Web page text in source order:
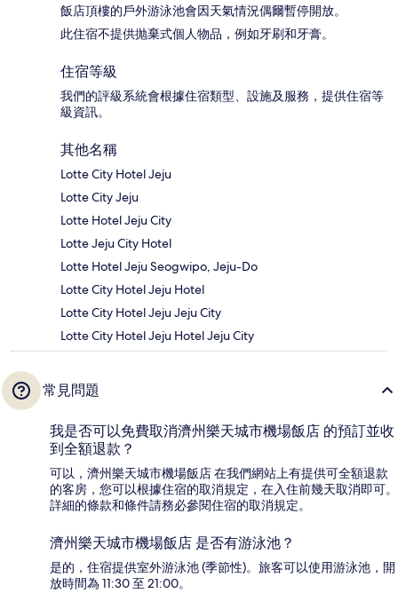
飯店頂樓的戶外游泳池會因天氣情況偶爾暫停開放。
此住宿不提供抛棄式個人物品，例如牙刷和牙膏。
住宿等級
我們的評級系統會根據住宿類型、設施及服務，提供住宿等
級資訊。
其他名稱
Lotte City Hotel Jeju
Lotte City Jeju
Lotte Hotel Jeju City
Lotte Jeju City Hotel
Lotte Hotel Jeju Seogwipo, Jeju-Do
Lotte City Hotel Jeju Hotel
Lotte City Hotel Jeju Jeju City
Lotte City Hotel Jeju Hotel Jeju City
常見問題
我是否可以免費取消濟州樂天城市機場飯店 的預訂並收
到全額退款？
可以，濟州樂天城市機場飯店 在我們網站上有提供可全額退款
的客房，您可以根據住宿的取消規定，在入住前幾天取消即可。
詳細的條款和條件請務必參閱住宿的取消規定。
濟州樂天城市機場飯店 是否有游泳池？
是的，住宿提供室外游泳池 (季節性)。旅客可以使用游泳池，開
放時間為 11:30 至 21:00。